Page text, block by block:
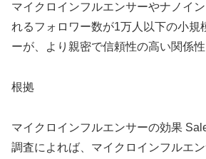
マイクロインフルエンサーやナノイ
れるフォロワー数が1万人以下の小規
ーが、より親密で信頼性の高い関係性
根拠
マイクロインフルエンサーの効果
調査によれば、マイクロインフルエ